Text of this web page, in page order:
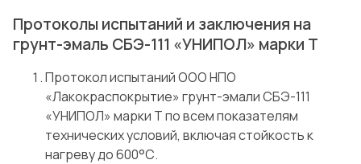
Протоколы испытаний и заключения на
грунт-эмаль СБЭ-111 «УНИПОЛ» марки Т
Протокол испытаний ООО НПО
«Лакокраспокрытие» грунт-эмали СБЭ-111
«УНИПОЛ» марки Т по всем показателям
технических условий, включая стойкость к
нагреву до 600°С.